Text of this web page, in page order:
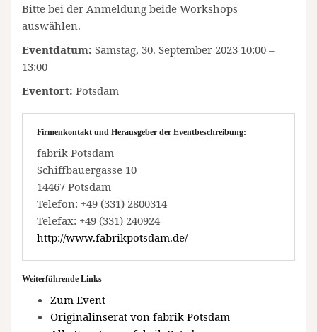
Bitte bei der Anmeldung beide Workshops
auswählen.
Eventdatum: Samstag, 30. September 2023 10:00 –
13:00
Eventort: Potsdam
Firmenkontakt und Herausgeber der Eventbeschreibung:
fabrik Potsdam
Schiffbauergasse 10
14467 Potsdam
Telefon: +49 (331) 2800314
Telefax: +49 (331) 240924
http://www.fabrikpotsdam.de/
Weiterführende Links
Zum Event
Originalinserat von fabrik Potsdam